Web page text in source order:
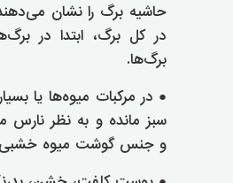
حاشیه برگ را نشان
در کل برگ، ابتدا در
برگ‌ها.
● در مرکبات میوه‌ها یا
سبز مانده و به نظر
و جنس گوشت میوه